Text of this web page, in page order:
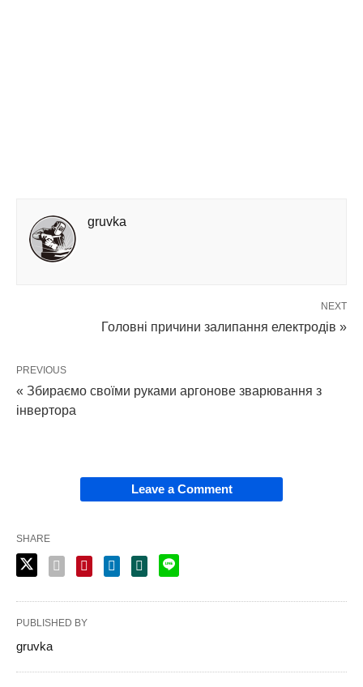
gruvka
NEXT
Головні причини залипання електродів »
PREVIOUS
« Збираємо своїми руками аргонове зварювання з
інвертора
Leave a Comment
SHARE
PUBLISHED BY
gruvka